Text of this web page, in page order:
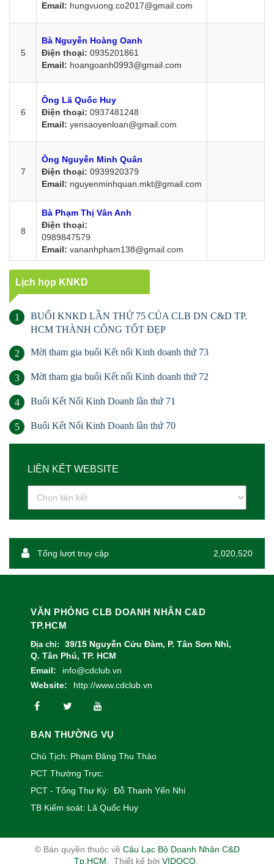
Email: hungvuong.co2017@gmail.com
5
Bà Nguyễn Hoàng Oanh
Điện thoại: 0935201861
Email: hoangoanh0993@gmail.com
6
Ông Lã Quốc Huy
Điện thoại: 0937481248
Email: yensaoyenloan@gmail.com
7
Ông Nguyễn Minh Quân
Điện thoại: 0939920379
Email: nguyenminhquan.mkt@gmail.com
8
Bà Phạm Thị Vân Anh
Điện thoại:
0989847579
Email: vananhpham138@gmail.com
Lịch họp KNKD
1
BUỔI KNKD LẦN THỨ 75 CỦA CLB DN C&D TP.
HCM THÀNH CÔNG TỐT ĐẸP
2 Mời tham gia buổi Kết nối Kinh doanh thứ 73
3 Mời tham gia buổi Kết nối Kinh doanh thứ 72
4 Buổi Kết Nối Kinh Doanh lần thứ 71
5 Buổi Kết Nối Kinh Doanh lần thứ 70
LIÊN KẾT WEBSITE
Tổng lượt truy cập 2,020,520
VĂN PHÒNG CLB DOANH NHÂN C&D
TP.HCM
Địa chỉ:
39/15 Nguyễn Cửu Đàm, P. Tân Sơn Nhì,
Q. Tân Phú, TP. HCM
Email:
info@cdclub.vn
Website:
http://www.cdclub.vn
BAN THƯỜNG VỤ
Chủ Tịch: Phạm Đăng Thu Thảo
PCT Thường Trực:
PCT - Tổng Thư Ký: Đỗ Thanh Yến Nhi
TB Kiểm soát: Lã Quốc Huy
© Bản quyền thuộc về Câu Lạc Bộ Doanh Nhân C&D
Tp.HCM
Thiết kế bởi VIDOCO.